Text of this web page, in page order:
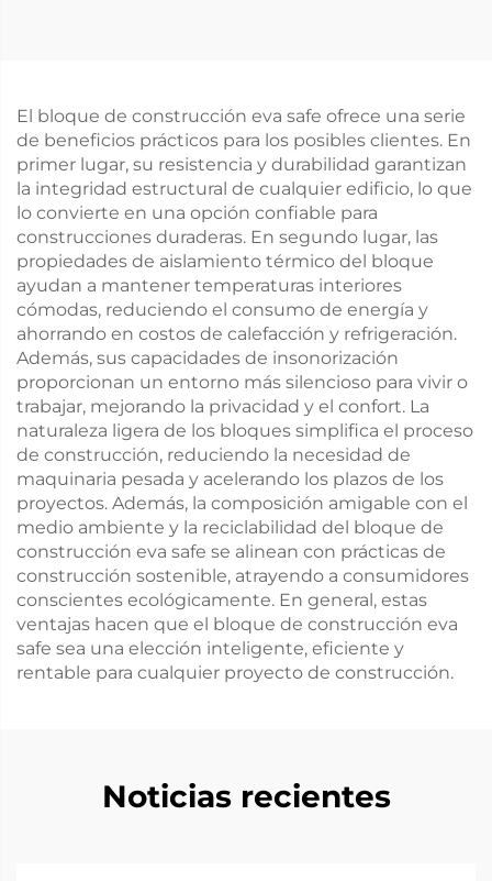
El bloque de construcción eva safe ofrece una serie
de beneficios prácticos para los posibles clientes. En
primer lugar, su resistencia y durabilidad garantizan
la integridad estructural de cualquier edificio, lo que
lo convierte en una opción confiable para
construcciones duraderas. En segundo lugar, las
propiedades de aislamiento térmico del bloque
ayudan a mantener temperaturas interiores
cómodas, reduciendo el consumo de energía y
ahorrando en costos de calefacción y refrigeración.
Además, sus capacidades de insonorización
proporcionan un entorno más silencioso para vivir o
trabajar, mejorando la privacidad y el confort. La
naturaleza ligera de los bloques simplifica el proceso
de construcción, reduciendo la necesidad de
maquinaria pesada y acelerando los plazos de los
proyectos. Además, la composición amigable con el
medio ambiente y la reciclabilidad del bloque de
construcción eva safe se alinean con prácticas de
construcción sostenible, atrayendo a consumidores
conscientes ecológicamente. En general, estas
ventajas hacen que el bloque de construcción eva
safe sea una elección inteligente, eficiente y
rentable para cualquier proyecto de construcción.
Noticias recientes